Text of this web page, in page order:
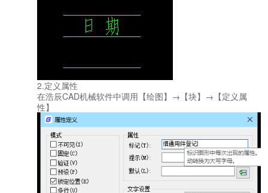
2.定义属性
在浩辰CAD机械软件中调用【绘图】→【块】→【定义属
性】